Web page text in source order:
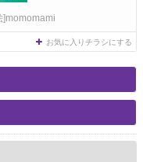
]momomami
お気に入りチラシにする